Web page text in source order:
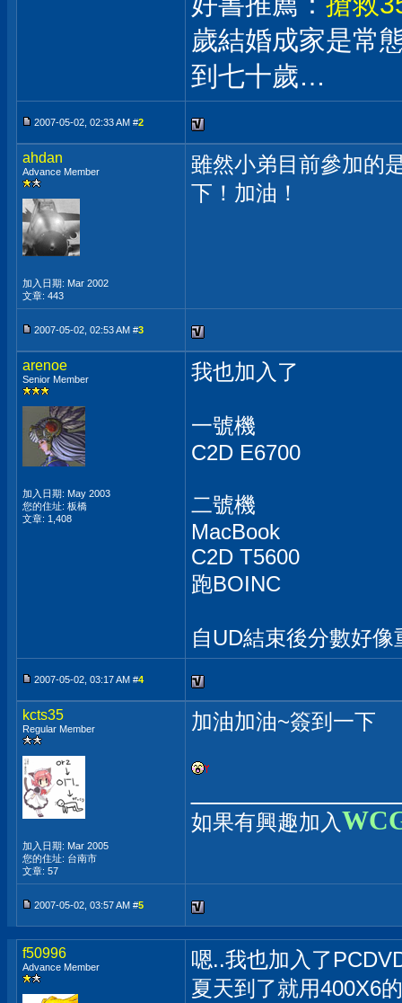
歲結婚成家是常
到七十歲…
2007-05-02, 02:33 AM #2
ahdan
Advance Member
加入日期: Mar 2002
文章: 443
雖然小弟目前參加的
下！加油！
2007-05-02, 02:53 AM #3
arenoe
Senior Member
加入日期: May 2003
您的住址: 板橋
文章: 1,408
我也加入了
一號機
C2D E6700
二號機
MacBook
C2D T5600
跑BOINC
自UD結束後分數好像
2007-05-02, 03:17 AM #4
kcts35
Regular Member
加入日期: Mar 2005
您的住址: 台南市
文章: 57
加油加油~簽到一下
如果有興趣加入
2007-05-02, 03:57 AM #5
f50996
Advance Member
嗯..我也加入了
夏天到了就用400X6